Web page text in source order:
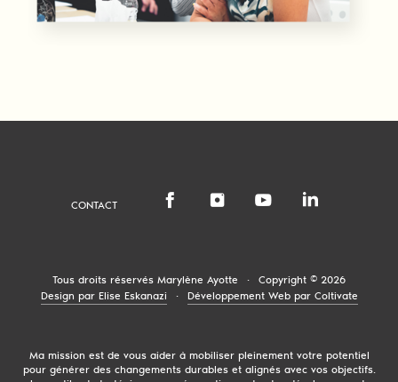
CONTACT
Tous droits réservés Marylène Ayotte · Copyright © 2026
Design par Elise Eskanazi
· Développement Web par Coltivate
Ma mission est de vous aider à mobiliser pleinement votre potentiel
pour générer des changements durables et alignés avec vos objectifs.